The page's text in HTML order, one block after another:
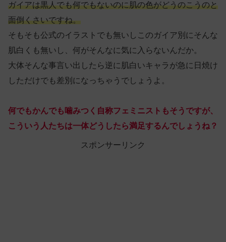
ガイアは黒人でも何でもないのに肌の色がどうのこうのと
面倒くさいですね。
そもそも公式のイラストでも無いしこのガイア別にそんな
肌白くも無いし、何がそんなに気に入らないんだか。
大体そんな事言い出したら逆に肌白いキャラが急に日焼け
しただけでも差別になっちゃうでしょうよ。
何でもかんでも噛みつく自称フェミニストもそうですが、
こういう人たちは一体どうしたら満足するんでしょうね？
スポンサーリンク